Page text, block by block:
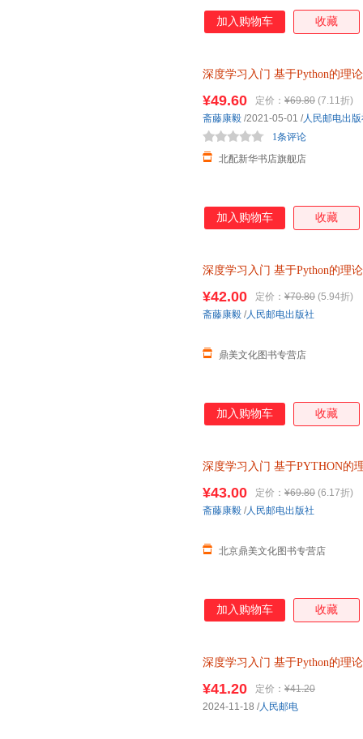
加入购物车 收藏
深度学习入门 基于Python的理
¥49.60 定价： ¥69.80 (7.11折)
北配新华书店旗舰店
1条评论
斋藤康毅 /2021-05-01 /人民邮电出
加入购物车 收藏
深度学习入门 基于Python的理
¥42.00 定价： ¥70.80 (5.94折)
鼎美文化图书专营店
斋藤康毅 /人民邮电出版社
加入购物车 收藏
深度学习入门 基于PYTHON的
¥43.00 定价： ¥69.80 (6.17折)
北京鼎美文化图书专营店
斋藤康毅 /人民邮电出版社
加入购物车 收藏
深度学习入门 基于Python的理
¥41.20 定价： ¥41.20
2024-11-18 /人民邮电